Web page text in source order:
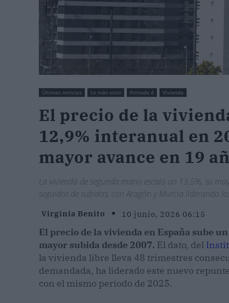
Últimas noticias Lo más visto Portada 4 Vivienda
El precio de la
12,9% interanual en
mayor avance en 19
La vivienda de segunda mano escala un 13,5%, su
seguidos de subidas, con Aragón y Murcia liderando
Virginia Benito 10 junio, 2026 06:15
El precio de la vivienda en España sube
mayor subida desde 2007. El dato, del
la vivienda libre lleva 48 trimestres
demandada, ha liderado este nuevo
con el mismo periodo de 2025.